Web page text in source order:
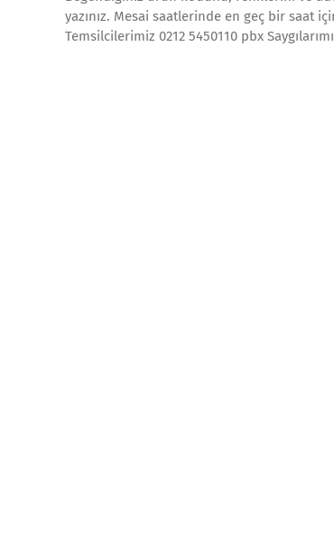
yazınız. Mesai saatlerinde en geç bir saat
Temsilcilerimiz 0212 5450110 pbx